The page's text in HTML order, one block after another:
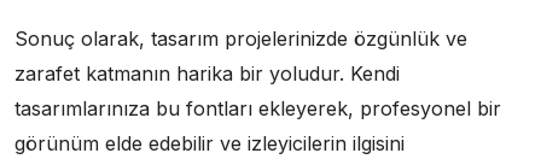
Sonuç olarak, tasarım projelerinizde özgünlük ve
zarafet katmanın harika bir yoludur. Kendi
tasarımlarınıza bu fontları ekleyerek, profesyonel bir
görünüm elde edebilir ve izleyicilerin ilgisini